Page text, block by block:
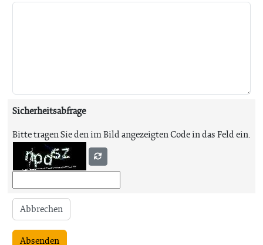
Sicherheitsabfrage
Bitte tragen Sie den im Bild angezeigten Code in das Feld ein.
Abbrechen
Absenden